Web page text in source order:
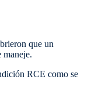
que un
maneje.
RCE como se